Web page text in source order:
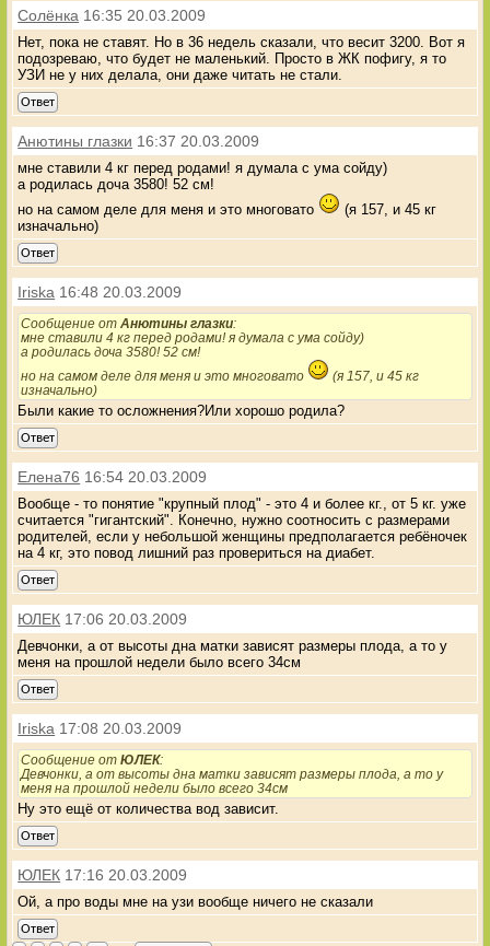
Солёнка 16:35 20.03.2009
Нет, пока не ставят. Но в 36 недель сказали, что весит 3200. Вот я
подозреваю, что будет не маленький. Просто в ЖК пофигу, я то
УЗИ не у них делала, они даже читать не стали.
Ответ
Анютины глазки 16:37 20.03.2009
мне ставили 4 кг перед родами! я думала с ума сойду)
а родилась доча 3580! 52 см!
но на самом деле для меня и это многовато
(я 157, и 45 кг
изначально)
Ответ
Iriska 16:48 20.03.2009
Сообщение от Анютины глазки:
мне ставили 4 кг перед родами! я думала с ума сойду)
а родилась доча 3580! 52 см!
но на самом деле для меня и это многовато
(я 157, и 45 кг
изначально)
Были какие то осложнения?Или хорошо родила?
Ответ
Елена76 16:54 20.03.2009
Вообще - то понятие "крупный плод" - это 4 и более кг., от 5 кг. уже
считается "гигантский". Конечно, нужно соотносить с размерами
родителей, если у небольшой женщины предполагается ребёночек
на 4 кг, это повод лишний раз провериться на диабет.
Ответ
ЮЛЕК 17:06 20.03.2009
Девчонки, а от высоты дна матки зависят размеры плода, а то у
меня на прошлой недели было всего 34см
Ответ
Iriska 17:08 20.03.2009
Сообщение отЮЛЕК:
Девчонки, а от высоты дна матки зависят размеры плода, а то у
меня на прошлой недели было всего 34см
Ну это ещё от количества вод зависит.
Ответ
ЮЛЕК 17:16 20.03.2009
Ой, а про воды мне на узи вообще ничего не сказали
Ответ